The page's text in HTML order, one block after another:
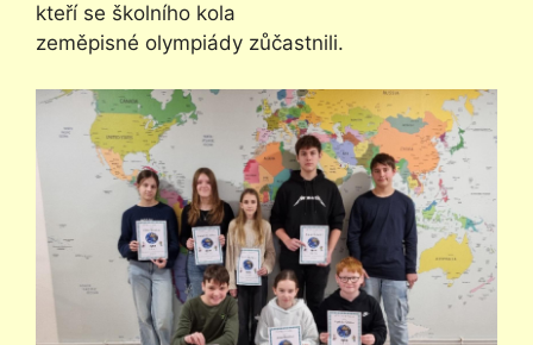
kteří se školního kola
zeměpisné olympiády zůčastnili.